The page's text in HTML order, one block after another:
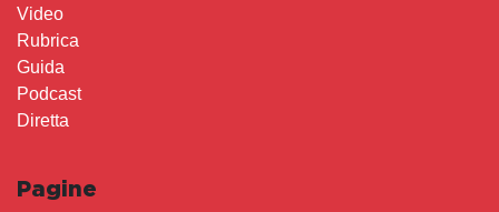
Video
Rubrica
Guida
Podcast
Diretta
Pagine